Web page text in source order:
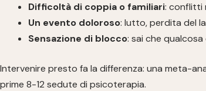
Difficoltà di coppia o familiari: conflitti
Un evento doloroso: lutto, perdita del
Sensazione di blocco: sai che
Intervenire presto fa la differenza: una meta-
prime 8-12 sedute di psicoterapia.